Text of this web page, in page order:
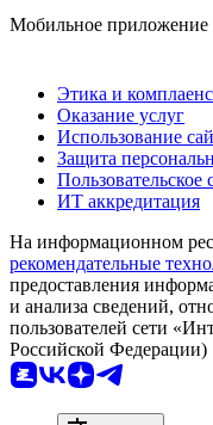
Мобильное приложение
Этика и комплаенс
Оказание услуг
Использование
Защита
Пользовательское
ИТ аккредитация
На информационном
рекомендательные
предоставления
и анализа сведений,
пользователей сети
Российской Федерации)